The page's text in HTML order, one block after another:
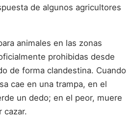
de algunos agricultores
animales en las zonas
prohibidas desde
de forma clandestina. Cuando
cae en una trampa, en el
un dedo; en el peor, muere
cazar.